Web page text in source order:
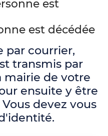
est
est décédée
par courrier,
transmis par
mairie de votre
ensuite y être
devez vous